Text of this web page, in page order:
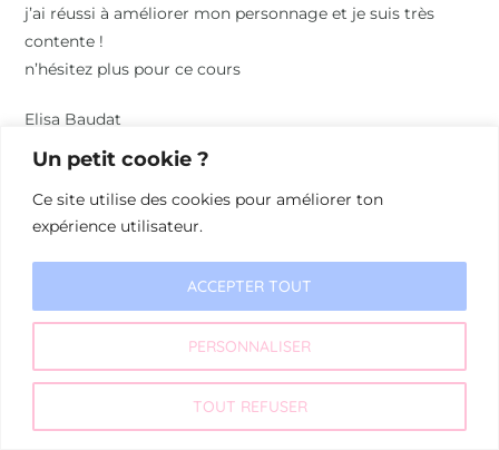
Un petit cookie ?
Ce site utilise des cookies pour améliorer ton
expérience utilisateur.
PERSONNALISER
TOUT REFUSER
ACCEPTER TOUT
j’ai réussi à améliorer mon personnage et je suis très
contente !
n’hésitez plus pour ce cours
Elisa Baudat
© 2026 Les Mots Raturés